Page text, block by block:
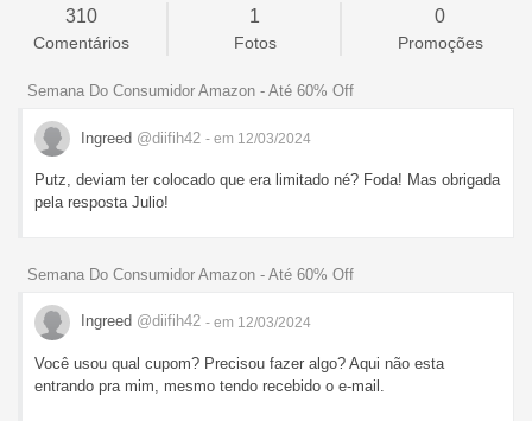
310
Comentários
1
Fotos
0
Promoções
Semana Do Consumidor Amazon - Até 60% Off
Ingreed @diifih42 - em 12/03/2024
Putz, deviam ter colocado que era limitado né? Foda! Mas obrigada
pela resposta Julio!
Semana Do Consumidor Amazon - Até 60% Off
Ingreed @diifih42 - em 12/03/2024
Você usou qual cupom? Precisou fazer algo? Aqui não esta
entrando pra mim, mesmo tendo recebido o e-mail.